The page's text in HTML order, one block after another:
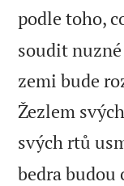
podle toho,
soudit
zemi bude
Žezlem
svých rtů
bedra budou